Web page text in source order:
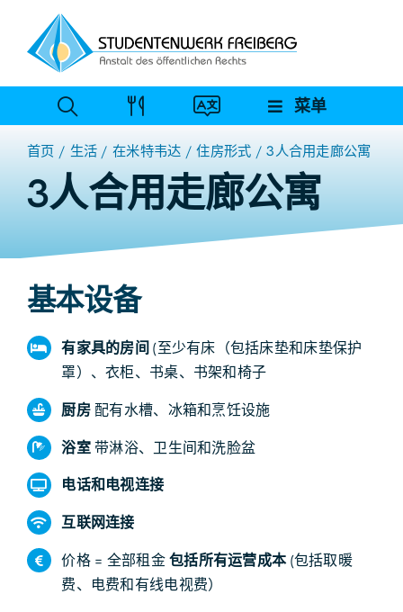
容
菜单
首页 生活 在米特韦达 住房形式 3人合用走廊公寓
3人合用走廊公寓
基本设备
有家具的房间 (至少有床（包括床垫和床垫保护
罩）、衣柜、书桌、书架和椅子
厨房配有水槽、冰箱和烹饪设施
浴室带淋浴、卫生间和洗脸盆
电话和电视连接
互联网连接
价格 = 全部租金包括所有运营成本(包括取暖
费、电费和有线电视费）